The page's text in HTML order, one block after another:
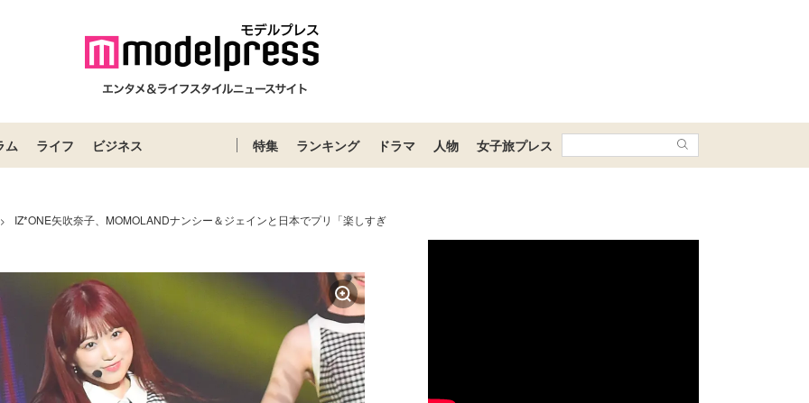
ム ライフ ビジネス 特集 ランキング ドラマ 人物 女子旅プレス
> IZ*ONE矢吹奈子、MOMOLANDナンシー＆ジェインと日本でプリ「楽しすぎ